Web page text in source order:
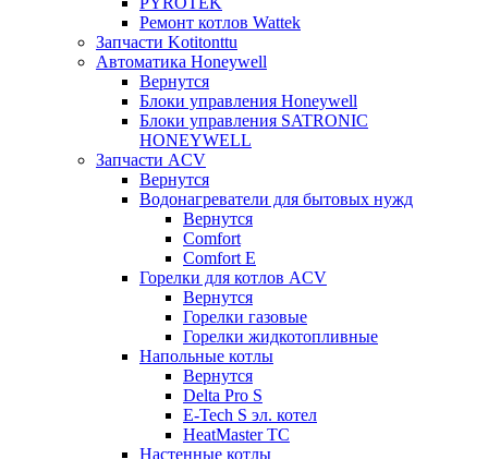
Ремонт котлов Wattek
Запчасти Kotitonttu
Автоматика Honeywеll
Вернутся
Блоки управления Honeywell
Блоки управления SATRONIC
HONEYWELL
Запчасти ACV
Вернутся
Водонагреватели для бытовых нужд
Вернутся
Comfort
Comfort E
Горелки для котлов ACV
Вернутся
Горелки газовые
Горелки жидкотопливные
Напольные котлы
Вернутся
Delta Pro S
E-Tech S эл. котел
HeatMaster TC
Настенные котлы